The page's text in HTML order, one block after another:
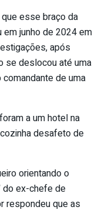
esse braço da
em junho de 2024 em
após
se deslocou até uma
de uma
a um hotel na
desafeto de
orientando o
do ex-chefe de
respondeu que as